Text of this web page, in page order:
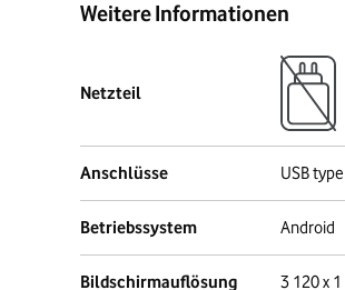
Weitere Informationen
Netzteil
Anschlüsse USB
Betriebssystem Android
Bildschirmauflösung 3 120 x